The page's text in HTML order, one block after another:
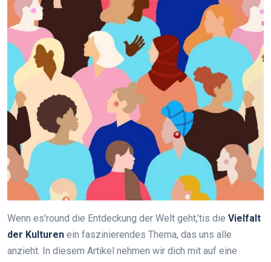
Wenn es’round die Entdeckung der Welt geht,’tis die Vielfalt
der Kulturen ein faszinierendes Thema, das uns alle
anzieht. In diesem Artikel nehmen wir dich mit auf eine